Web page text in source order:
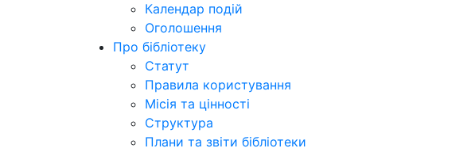
Календар подій
Оголошення
Про бібліотеку
Статут
Правила користування
Місія та цінності
Структура
Плани та звіти бібліотеки